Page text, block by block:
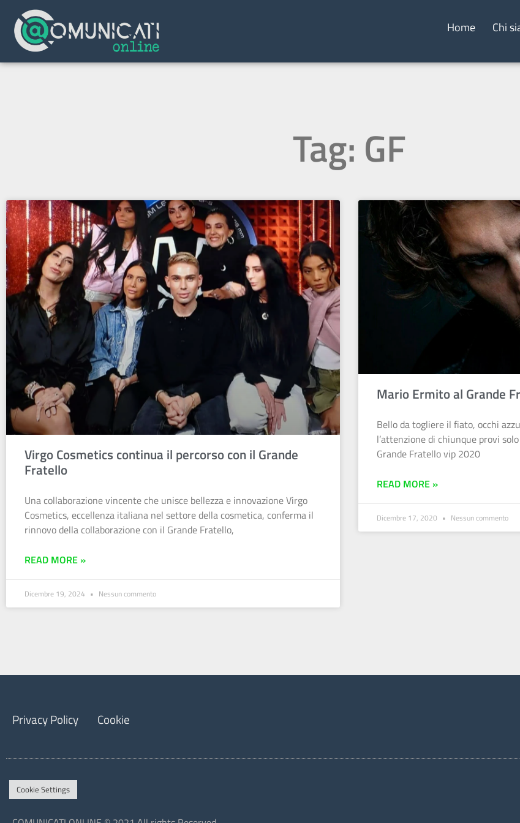
Home Chi
Tag: GF
Virgo Cosmetics continua il percorso con il Grande
Fratello
Una collaborazione vincente che unisce bellezza e innovazione Virgo
Cosmetics, eccellenza italiana nel settore della cosmetica, conferma il
rinnovo della collaborazione con il Grande Fratello,
READ MORE »
Dicembre 19, 2024 Nessun commento
Mario Ermito al Grande
Bello da togliere il fiato, occhi
l’attenzione di chiunque provi
Grande Fratello vip 2020
READ MORE »
Dicembre 17, 2020 Nessun commento
Privacy Policy Cookie
Cookie Settings